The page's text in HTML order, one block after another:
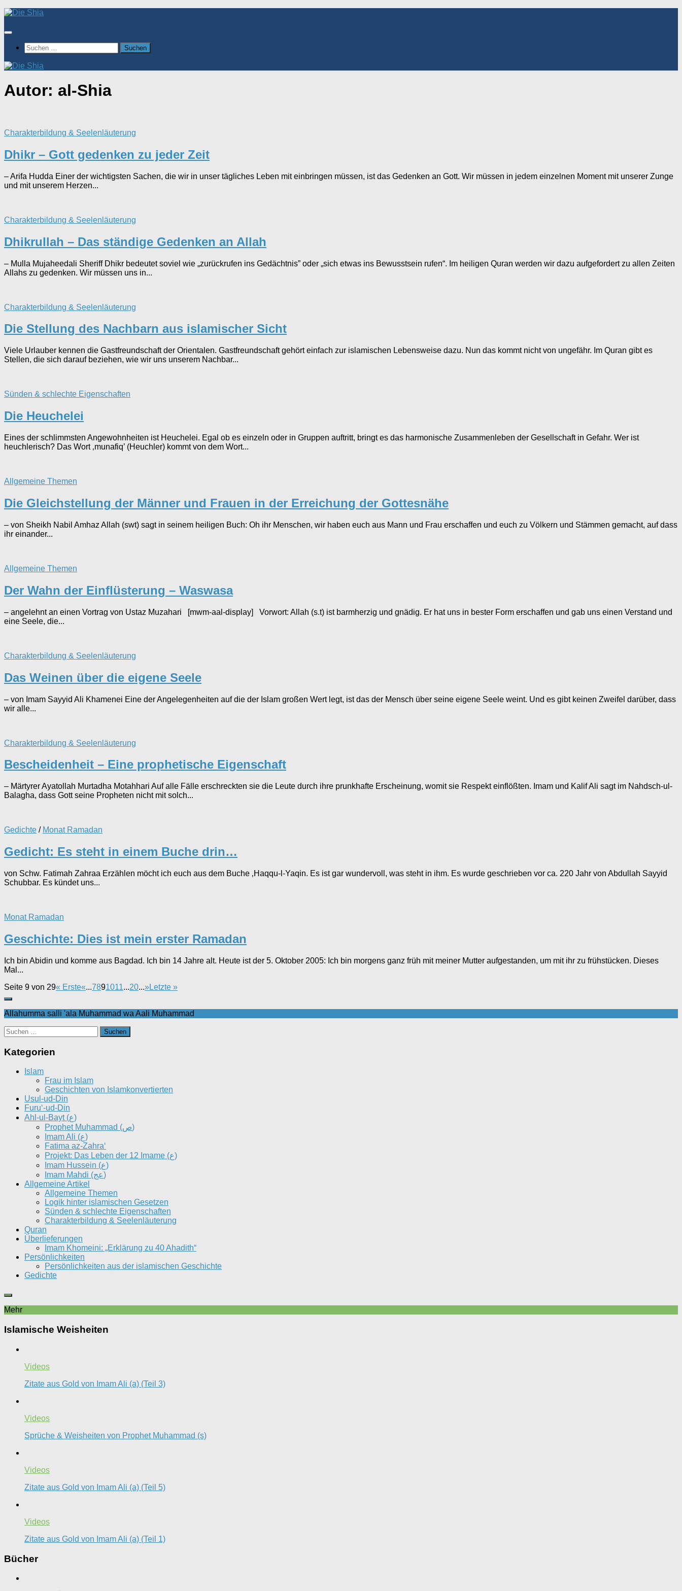
Zum
springen
Suchen
nach:
Autor: al-Shia
Charakterbildung & Seelenläuterung
Dhikr – Gott gedenken zu jeder Zeit
– Arifa Hudda Einer der wichtigsten Sachen, die wir in unser tägliches Leben mit einbringen müssen, ist das Gedenken an Gott. Wir müssen in jedem einzelnen Moment mit unserer Zunge
und mit unserem Herzen...
Charakterbildung & Seelenläuterung
Dhikrullah – Das ständige Gedenken an Allah
– Mulla Mujaheedali Sheriff Dhikr bedeutet soviel wie „zurückrufen ins Gedächtnis” oder „sich etwas ins Bewusstsein rufen“. Im heiligen Quran werden wir dazu aufgefordert zu allen Zeiten
Allahs zu gedenken. Wir müssen uns in...
Charakterbildung & Seelenläuterung
Die Stellung des Nachbarn aus islamischer Sicht
Viele Urlauber kennen die Gastfreundschaft der Orientalen. Gastfreundschaft gehört einfach zur islamischen Lebensweise dazu. Nun das kommt nicht von ungefähr. Im Quran gibt es
Stellen, die sich darauf beziehen, wie wir uns unserem Nachbar...
Sünden & schlechte Eigenschaften
Die Heuchelei
Eines der schlimmsten Angewohnheiten ist Heuchelei. Egal ob es einzeln oder in Gruppen auftritt, bringt es das harmonische Zusammenleben der Gesellschaft in Gefahr. Wer ist
heuchlerisch? Das Wort ‚munafiq’ (Heuchler) kommt von dem Wort...
Allgemeine Themen
Die Gleichstellung der Männer und Frauen in der Erreichung der Gottesnähe
– von Sheikh Nabil Amhaz Allah (swt) sagt in seinem heiligen Buch: Oh ihr Menschen, wir haben euch aus Mann und Frau erschaffen und euch zu Völkern und Stämmen gemacht, auf dass
ihr einander...
Allgemeine Themen
Der Wahn der Einflüsterung – Waswasa
– angelehnt an einen Vortrag von Ustaz Muzahari [mwm-aal-display] Vorwort: Allah (s.t) ist barmherzig und gnädig. Er hat uns in bester Form erschaffen und gab uns einen Verstand und
eine Seele, die...
Charakterbildung & Seelenläuterung
Das Weinen über die eigene Seele
– von Imam Sayyid Ali Khamenei Eine der Angelegenheiten auf die der Islam großen Wert legt, ist das der Mensch über seine eigene Seele weint. Und es gibt keinen Zweifel darüber, dass
wir alle...
Charakterbildung & Seelenläuterung
Bescheidenheit – Eine prophetische Eigenschaft
– Märtyrer Ayatollah Murtadha Motahhari Auf alle Fälle erschreckten sie die Leute durch ihre prunkhafte Erscheinung, womit sie Respekt einflößten. Imam und Kalif Ali sagt im Nahdsch-ul-
Balagha, dass Gott seine Propheten nicht mit solch...
Gedichte / Monat Ramadan
Gedicht: Es steht in einem Buche drin…
von Schw. Fatimah Zahraa Erzählen möcht ich euch aus dem Buche ‚Haqqu-l-Yaqin. Es ist gar wundervoll, was steht in ihm. Es wurde geschrieben vor ca. 220 Jahr von Abdullah Sayyid
Schubbar. Es kündet uns...
Monat Ramadan
Geschichte: Dies ist mein erster Ramadan
Ich bin Abidin und komme aus Bagdad. Ich bin 14 Jahre alt. Heute ist der 5. Oktober 2005: Ich bin morgens ganz früh mit meiner Mutter aufgestanden, um mit ihr zu frühstücken. Dieses
Mal...
Seite 9 von 29« Erste«...7891011...20...»Letzte »
Allahumma salli 'ala Muhammad wa Aali Muhammad
Suchen
nach:
Kategorien
Islam
Frau im Islam
Geschichten von Islamkonvertierten
Usul-ud-Din
Furu‘-ud-Din
Ahl-ul-Bayt (ع)
Prophet Muhammad (ص)
Imam Ali (ع)
Fatima az-Zahra‘
Projekt: Das Leben der 12 Imame (ع)
Imam Hussein (ع)
Imam Mahdi (عج)
Allgemeine Artikel
Allgemeine Themen
Logik hinter islamischen Gesetzen
Sünden & schlechte Eigenschaften
Charakterbildung & Seelenläuterung
Quran
Überlieferungen
Imam Khomeini: „Erklärung zu 40 Ahadith“
Persönlichkeiten
Persönlichkeiten aus der islamischen Geschichte
Gedichte
Mehr
Islamische Weisheiten
Videos
Zitate aus Gold von Imam Ali (a) (Teil 3)
Videos
Sprüche & Weisheiten von Prophet Muhammad (s)
Videos
Zitate aus Gold von Imam Ali (a) (Teil 5)
Videos
Zitate aus Gold von Imam Ali (a) (Teil 1)
Bücher